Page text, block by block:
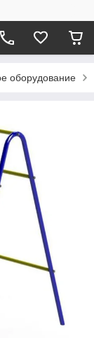
оборудование